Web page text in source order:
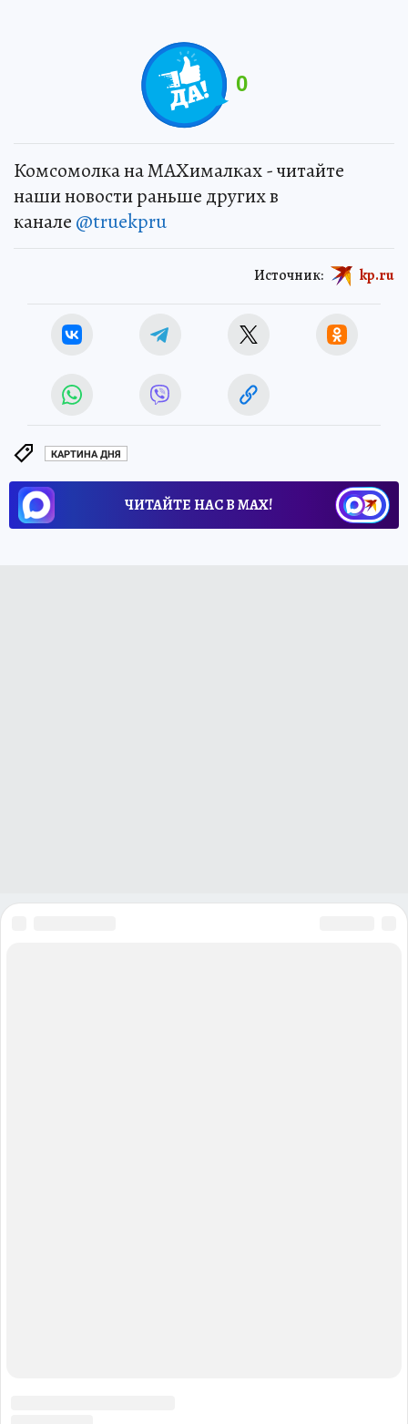
0
Комсомолка на MAXималках - читайте
наши новости раньше других в
канале @truekpru
Источник: kp.ru
КАРТИНА ДНЯ
ЧИТАЙТЕ НАС В МАХ!